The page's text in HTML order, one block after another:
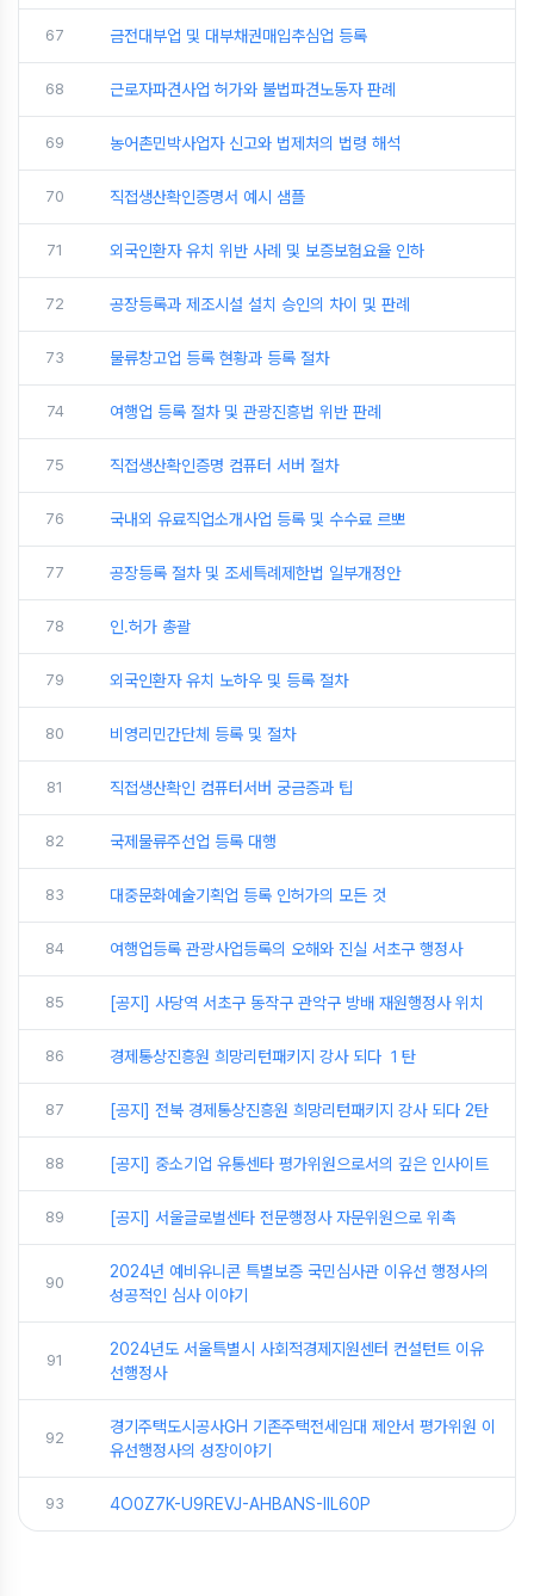
67 금전대부업 및 대부채권매입추심업 등록
68 근로자파견사업 허가와 불법파견노동자 판례
69 농어촌민박사업자 신고와 법제처의 법령 해석
70 직접생산확인증명서 예시 샘플
71 외국인환자 유치 위반 사례 및 보증보험요율 인하
72 공장등록과 제조시설 설치 승인의 차이 및 판례
73 물류창고업 등록 현황과 등록 절차
74 여행업 등록 절차 및 관광진흥법 위반 판례
75 직접생산확인증명 컴퓨터 서버 절차
76 국내외 유료직업소개사업 등록 및 수수료 르뽀
77 공장등록 절차 및 조세특례제한법 일부개정안
78 인.허가 총괄
79 외국인환자 유치 노하우 및 등록 절차
80 비영리민간단체 등록 및 절차
81 직접생산확인 컴퓨터서버 궁금증과 팁
82 국제물류주선업 등록 대행
83 대중문화예술기획업 등록 인허가의 모든 것
84 여행업등록 관광사업등록의 오해와 진실 서초구 행정사
85 [공지] 사당역 서초구 동작구 관악구 방배 재원행정사 위치
86 경제통상진흥원 희망리턴패키지 강사 되다 １탄
87 [공지] 전북 경제통상진흥원 희망리턴패키지 강사 되다 2탄
88 [공지] 중소기업 유통센타 평가위원으로서의 깊은 인사이트
89 [공지] 서울글로벌센타 전문행정사 자문위원으로 위촉
90
2024년 예비유니콘 특별보증 국민심사관 이유선 행정사의
성공적인 심사 이야기
91
2024년도 서울특별시 사회적경제지원센터 컨설턴트 이유
선행정사
92
경기주택도시공사GH 기존주택전세임대 제안서 평가위원 이
유선행정사의 성장이야기
93 4O0Z7K-U9REVJ-AHBANS-IIL60P